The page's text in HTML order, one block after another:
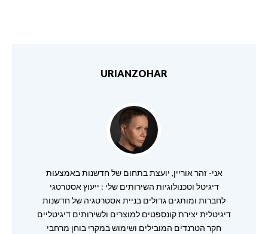
URIANZOHAR
אני- זהר אוריין, יועצת בתחום של חדשנות באמצעות
דיגיטל וטכנולוגיות השירותים שלי : ייעוץ אסטרטגי
לחברות ומותגים גדולים בניית אסטרטגיה של חדשנות
דיגיטלית יצירת קונספטים למוצרים ולשירותים דיגיטליים
חקר הטרנדים המובילים ושימוש במקרי בוחן מרחבי